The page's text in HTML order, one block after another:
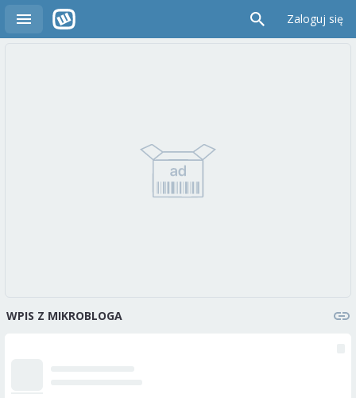
Zaloguj się
WPIS Z MIKROBLOGA